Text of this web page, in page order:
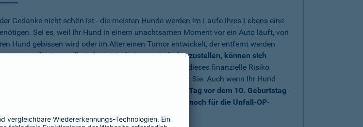
Gedanke nicht schön ist - die meisten Hunde werden im Laufe ihres Lebens eine
Sei es, weil Ihr Hund in einem unachtsamen Moment vor ein Auto läuft, von
Hund gebissen wird oder im Alter einen Tumor entwickelt, der entfernt werden
um die Gesundheit Ihres Vierbeiners wiederherzustellen, können sich
tausend Euro belaufen
. Wenn Sie sich gegen dieses finanzielle Risiko
ist die Operationsversicherung genau richtig für Sie. Auch wenn Ihr Hund
bei der Barmenia können Sie Ihren Hund bis einen Tag vor dem 10. Geburtstag
den 10. Geburtstag hinaus können Sie sich aber noch für die Unfall-OP-